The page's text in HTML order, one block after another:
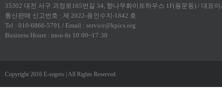
35302 대전 서구 괴정로165번길 34, 향나무화이트하우스 1F(용문동) / 대표
통신판매 신고번호 : 제 2022-용인수지-1842 호
Tel : 010-6866-5791 / Email : service@kpics.org
Business Hours : mon-fri 10:00~17:30
Copyright 2016 E-segero | All Rights Reserved